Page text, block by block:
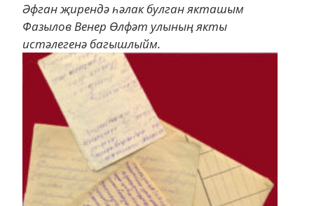
Әфган җирендә һәлак булган якташым
Фазылов Венер Өлфәт улының якты
истәлегенә багышлыйм.